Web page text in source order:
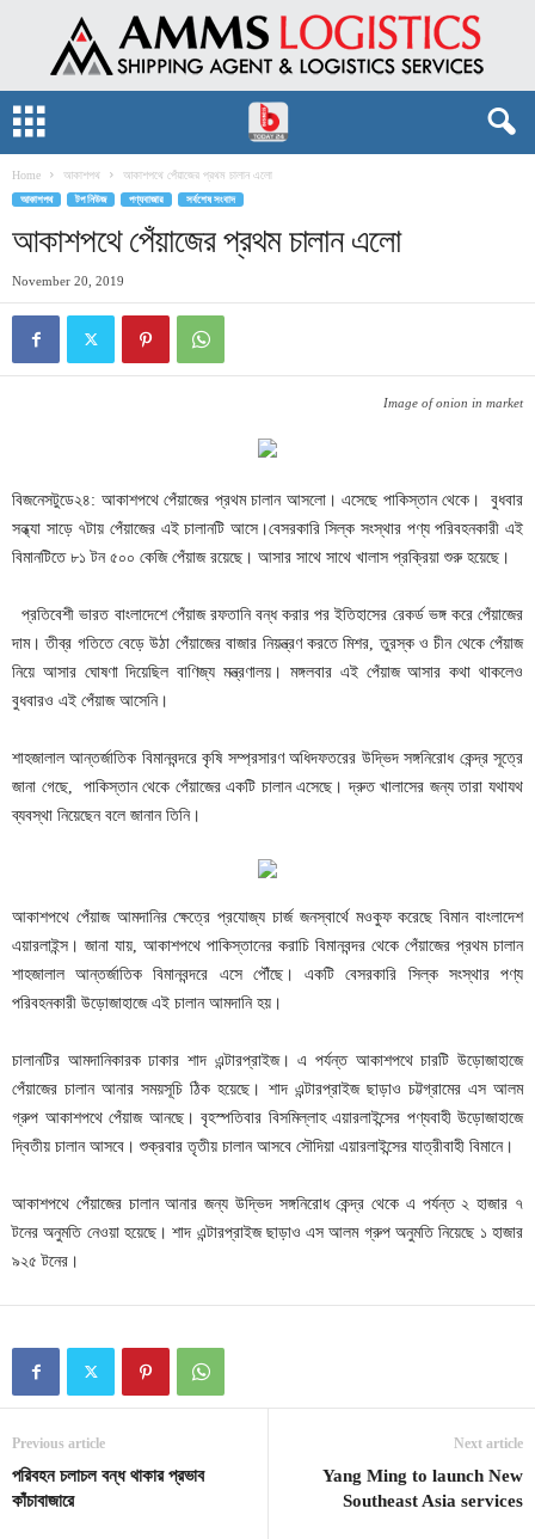
Home আকাশপথ আকাশপথে পেঁয়াজের প্রথম চালান এলো
আকাশপথ টপ নিউজ পণ্যবাজার সর্বশেষ সংবাদ
আকাশপথে পেঁয়াজের প্রথম চালান এলো
November 20, 2019
Image of onion in market
বিজনেসটুডে২৪: আকাশপথে পেঁয়াজের প্রথম চালান আসলো। এসেছে পাকিস্তান থেকে। বুধবার
সন্ধ্যা সাড়ে ৭টায় পেঁয়াজের এই চালানটি আসে।বেসরকারি সিল্ক সংস্থার পণ্য পরিবহনকারী এই
বিমানটিতে ৮১ টন ৫০০ কেজি পেঁয়াজ রয়েছে। আসার সাথে সাথে খালাস প্রক্রিয়া শুরু হয়েছে।
প্রতিবেশী ভারত বাংলাদেশে পেঁয়াজ রফতানি বন্ধ করার পর ইতিহাসের রেকর্ড ভঙ্গ করে পেঁয়াজের
দাম। তীব্র গতিতে বেড়ে উঠা পেঁয়াজের বাজার নিয়ন্ত্রণ করতে মিশর, তুরস্ক ও চীন থেকে পেঁয়াজ
নিয়ে আসার ঘোষণা দিয়েছিল বাণিজ্য মন্ত্রণালয়। মঙ্গলবার এই পেঁয়াজ আসার কথা থাকলেও
বুধবারও এই পেঁয়াজ আসেনি।
শাহজালাল আন্তর্জাতিক বিমানবন্দরে কৃষি সম্প্রসারণ অধিদফতরের উদ্ভিদ সঙ্গনিরোধ কেন্দ্র সূত্রে
জানা গেছে, পাকিস্তান থেকে পেঁয়াজের একটি চালান এসেছে। দ্রুত খালাসের জন্য তারা যথাযথ
ব্যবস্থা নিয়েছেন বলে জানান তিনি।
আকাশপথে পেঁয়াজ আমদানির ক্ষেত্রে প্রযোজ্য চার্জ জনস্বার্থে মওকুফ করেছে বিমান বাংলাদেশ
এয়ারলাইন্স। জানা যায়, আকাশপথে পাকিস্তানের করাচি বিমানবন্দর থেকে পেঁয়াজের প্রথম চালান
শাহজালাল আন্তর্জাতিক বিমানবন্দরে এসে পৌঁছে। একটি বেসরকারি সিল্ক সংস্থার পণ্য
পরিবহনকারী উড়োজাহাজে এই চালান আমদানি হয়।
চালানটির আমদানিকারক ঢাকার শাদ এন্টারপ্রাইজ। এ পর্যন্ত আকাশপথে চারটি উড়োজাহাজে
পেঁয়াজের চালান আনার সময়সূচি ঠিক হয়েছে। শাদ এন্টারপ্রাইজ ছাড়াও চট্টগ্রামের এস আলম
গ্রুপ আকাশপথে পেঁয়াজ আনছে। বৃহস্পতিবার বিসমিল্লাহ এয়ারলাইন্সের পণ্যবাহী উড়োজাহাজে
দ্বিতীয় চালান আসবে। শুক্রবার তৃতীয় চালান আসবে সৌদিয়া এয়ারলাইন্সের যাত্রীবাহী বিমানে।
আকাশপথে পেঁয়াজের চালান আনার জন্য উদ্ভিদ সঙ্গনিরোধ কেন্দ্র থেকে এ পর্যন্ত ২ হাজার ৭
টনের অনুমতি নেওয়া হয়েছে। শাদ এন্টারপ্রাইজ ছাড়াও এস আলম গ্রুপ অনুমতি নিয়েছে ১ হাজার
৯২৫ টনের।
Previous article
পরিবহন চলাচল বন্ধ থাকার প্রভাব
কাঁচাবাজারে
Next article
Yang Ming to launch New
Southeast Asia services